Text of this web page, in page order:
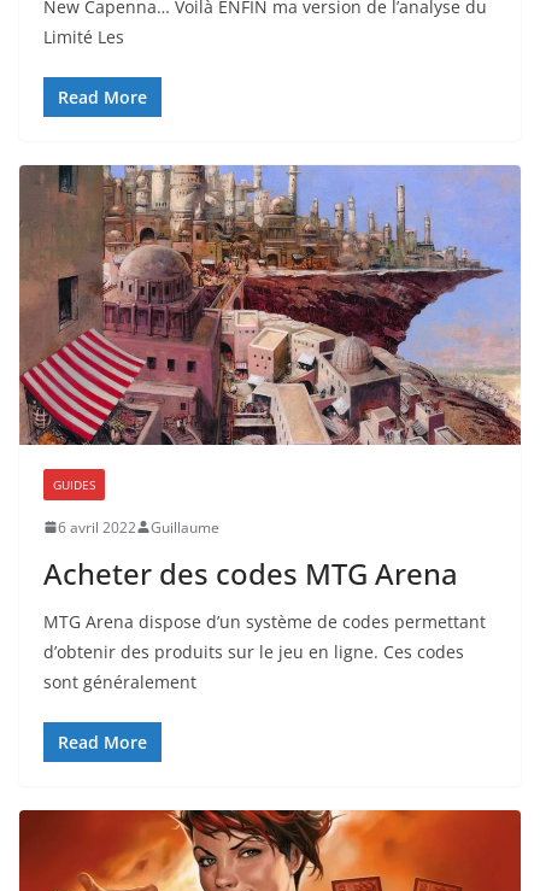
New Capenna… Voilà ENFIN ma version de l’analyse du
Limité Les
Read More
GUIDES
6 avril 2022 Guillaume
Acheter des codes MTG Arena
MTG Arena dispose d’un système de codes permettant
d’obtenir des produits sur le jeu en ligne. Ces codes
sont généralement
Read More